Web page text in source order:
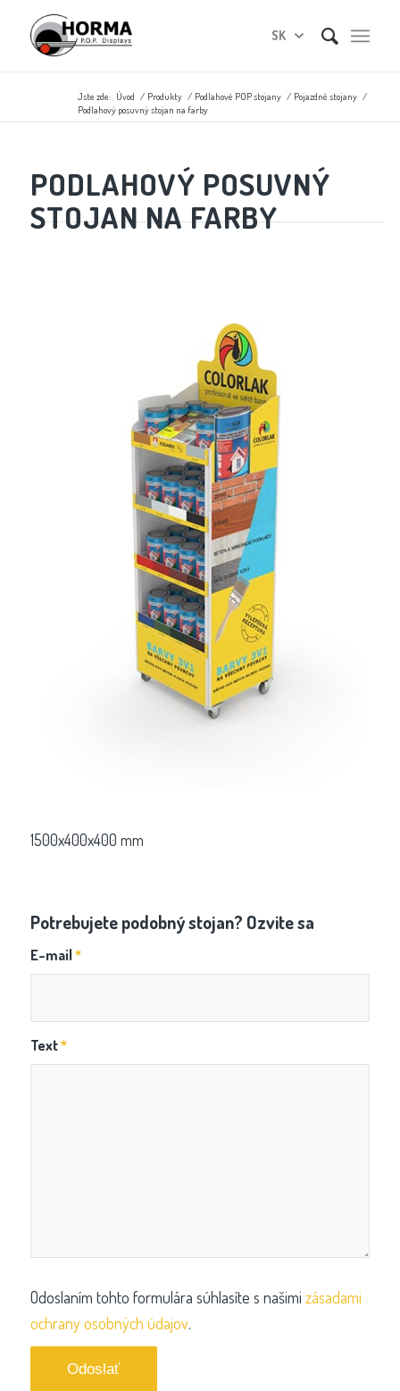
SK
Jste zde: Úvod / Produkty / Podlahové POP stojany / Pojazdné stojany /
Podlahový posuvný stojan na farby
PODLAHOVÝ POSUVNÝ
STOJAN NA FARBY
1500x400x400 mm
Potrebujete podobný stojan? Ozvite sa
E-mail*
Text*
Odoslaním tohto formulára súhlasíte s našimi zásadami
ochrany osobných údajov.